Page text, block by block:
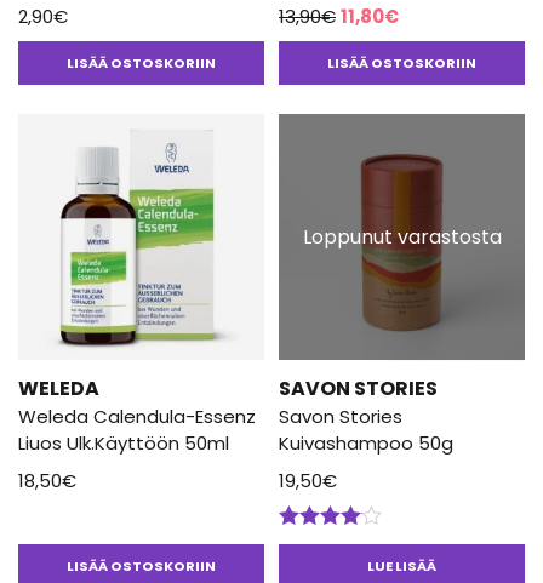
2,90€
LISÄÄ OSTOSKORIIN
13,90€Alkuperäinen
hinta
oli:
11,80€Nykyinen
hinta
on:
LISÄÄ OSTOSKORIIN
WELEDA
Weleda Calendula-Essenz
Liuos Ulk.Käyttöön 50ml
18,50€
LISÄÄ OSTOSKORIIN
Loppunut varastosta
SAVON STORIES
Savon Stories
Kuivashampoo 50g
19,50€
Arvostelu
LUE LISÄÄ